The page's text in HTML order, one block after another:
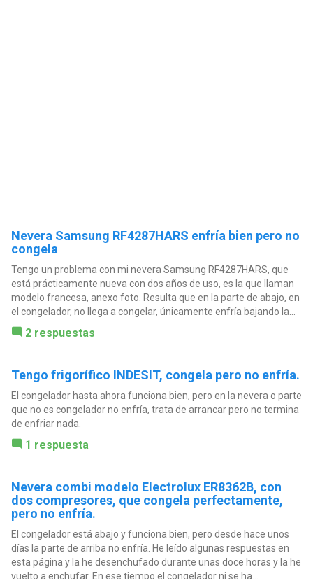
Nevera Samsung RF4287HARS enfría bien pero no
congela
Tengo un problema con mi nevera Samsung RF4287HARS, que
está prácticamente nueva con dos años de uso, es la que llaman
modelo francesa, anexo foto. Resulta que en la parte de abajo, en
el congelador, no llega a congelar, únicamente enfría bajando la...
2 respuestas
Tengo frigorífico INDESIT, congela pero no enfría.
El congelador hasta ahora funciona bien, pero en la nevera o parte
que no es congelador no enfría, trata de arrancar pero no termina
de enfriar nada.
1 respuesta
Nevera combi modelo Electrolux ER8362B, con
dos compresores, que congela perfectamente,
pero no enfría.
El congelador está abajo y funciona bien, pero desde hace unos
días la parte de arriba no enfría. He leído algunas respuestas en
esta página y la he desenchufado durante unas doce horas y la he
vuelto a enchufar. En ese tiempo el congelador ni se ha...